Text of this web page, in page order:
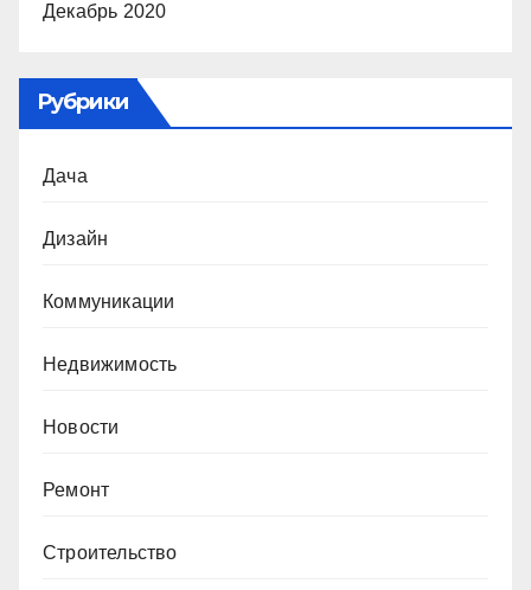
Декабрь 2020
Рубрики
Дача
Дизайн
Коммуникации
Недвижимость
Новости
Ремонт
Строительство